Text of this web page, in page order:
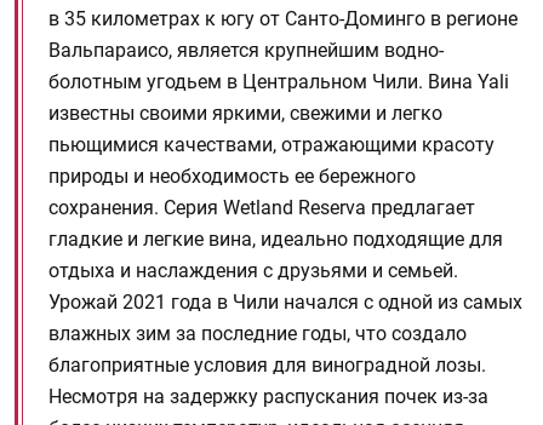
в 35 километрах к югу от Санто-Доминго в регионе
Вальпараисо, является крупнейшим водно-
болотным угодьем в Центральном Чили. Вина Yali
известны своими яркими, свежими и легко
пьющимися качествами, отражающими красоту
природы и необходимость ее бережного
сохранения. Серия Wetland Reserva предлагает
гладкие и легкие вина, идеально подходящие для
отдыха и наслаждения с друзьями и семьей.
Урожай 2021 года в Чили начался с одной из самых
влажных зим за последние годы, что создало
благоприятные условия для виноградной лозы.
Несмотря на задержку распускания почек из-за